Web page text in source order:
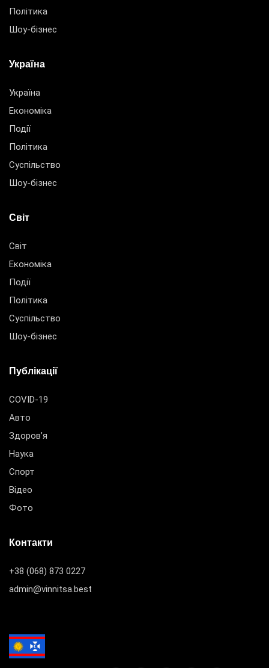
Політика
Шоу-бізнес
Україна
Україна
Економіка
Події
Політика
Суспільство
Шоу-бізнес
Світ
Світ
Економіка
Події
Політика
Суспільство
Шоу-бізнес
Публікації
COVID-19
Авто
Здоров’я
Наука
Спорт
Відео
Фото
Контакти
+38 (068) 873 0227
admin@vinnitsa.best